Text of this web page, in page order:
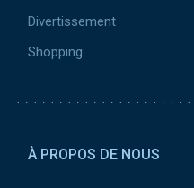
Divertissement
Shopping
À PROPOS DE NOUS